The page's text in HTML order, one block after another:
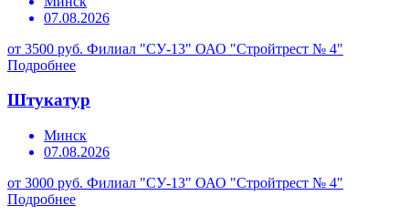
07.08.2026
от 3500 руб. Филиал "СУ-13" ОАО "Стройтрест № 4"
Подробнее
Штукатур
Минск
07.08.2026
от 3000 руб. Филиал "СУ-13" ОАО "Стройтрест № 4"
Подробнее